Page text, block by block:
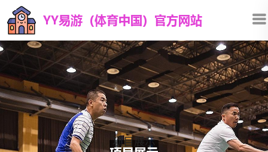
项目展示